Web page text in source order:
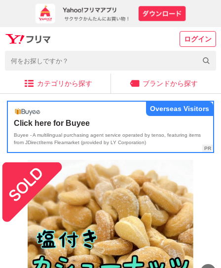
ログイン
カテゴリから探す ブランドから探す
Click here for Buyee
Buyee - A multilingual purchasing agent service operated by tenso, featuring items
from JDirectItems Fleamarket (provided by LY Corporation)
Overseas Visitors